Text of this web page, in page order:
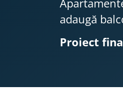
adaugă
Proiect